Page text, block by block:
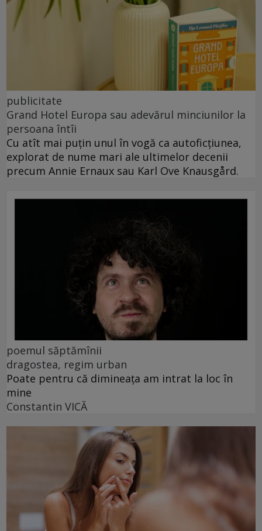
publicitate
Grand Hotel Europa sau adevărul minciunilor la
persoana întîi
Cu atît mai puțin unul în vogă ca autoficțiunea,
explorat de nume mari ale ultimelor decenii
precum Annie Ernaux sau Karl Ove Knausgård.
poemul săptămînii
dragostea, regim urban
Poate pentru că dimineața am intrat la loc în
mine
Constantin VICĂ